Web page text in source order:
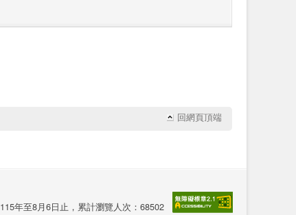
回網頁頂端
115年至8月6日止，累計瀏覽人次：68502